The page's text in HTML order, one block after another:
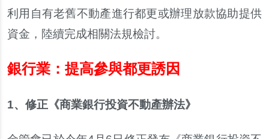
利用自有老舊不動產進行都更或辦理放款協助提供
資金 ， 陸續完成相關法規檢討。
銀行業 ： 提高參與都更誘因
1、 修正 《商業銀行投資不動產辦法》